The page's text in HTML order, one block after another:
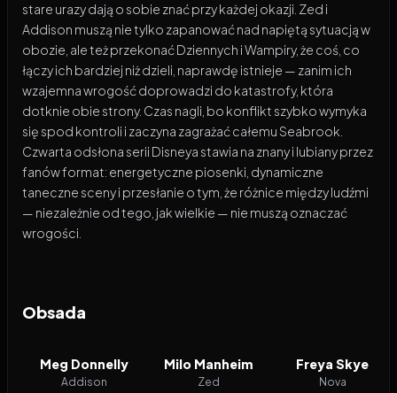
stare urazy dają o sobie znać przy każdej okazji. Zed i
Addison muszą nie tylko zapanować nad napiętą sytuacją w
obozie, ale też przekonać Dziennych i Wampiry, że coś, co
łączy ich bardziej niż dzieli, naprawdę istnieje — zanim ich
wzajemna wrogość doprowadzi do katastrofy, która
dotknie obie strony. Czas nagli, bo konflikt szybko wymyka
się spod kontroli i zaczyna zagrażać całemu Seabrook.
Czwarta odsłona serii Disneya stawia na znany i lubiany przez
fanów format: energetyczne piosenki, dynamiczne
taneczne sceny i przesłanie o tym, że różnice między ludźmi
— niezależnie od tego, jak wielkie — nie muszą oznaczać
wrogości.
Obsada
Meg Donnelly
Addison
Milo Manheim
Zed
Freya Skye
Nova